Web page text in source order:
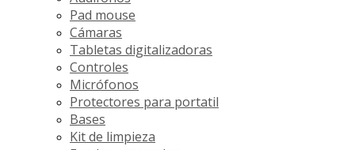
Pad mouse
Cámaras
Tabletas digitalizadoras
Controles
Micrófonos
Protectores para portatil
Bases
Kit de limpieza